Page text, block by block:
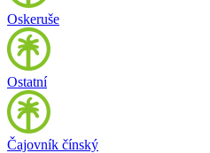
Oskeruše
Ostatní
Čajovník čínský